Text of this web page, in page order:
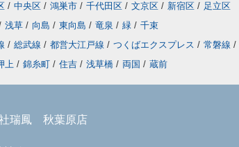
/ 中央区 / 鴻巣市 / 千代田区 / 文京区 / 新宿区 / 足立区
浅草 / 向島 / 東向島 / 竜泉 / 緑 / 千束
/ 総武線 / 都営大江戸線 / つくばエクスプレス / 常磐線 /
上 / 錦糸町 / 住吉 / 浅草橋 / 両国 / 蔵前
瑞鳳 秋葉原店